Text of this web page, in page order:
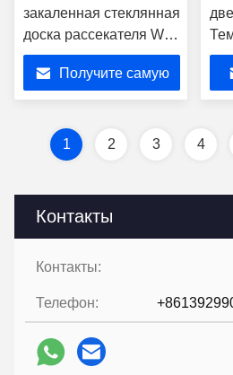
Контакты
Контакты:
Телефон:
закаленная стеклянная
доска рассекателя WC
туалета кабины
раздела экрана
писсуара
Получите самую
1 2 3 4